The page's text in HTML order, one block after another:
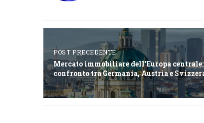
POST PRECEDENTE
Mercato immobiliare dell’Europa centrale:
confronto tra Germania, Austria e